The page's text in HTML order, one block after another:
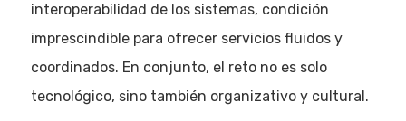
interoperabilidad de los sistemas, condición
imprescindible para ofrecer servicios fluidos y
coordinados. En conjunto, el reto no es solo
tecnológico, sino también organizativo y cultural.
Eventos
Empresas